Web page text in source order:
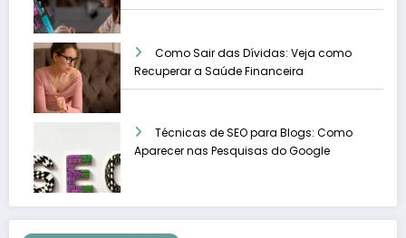
Como Sair das Dívidas: Veja como
Recuperar a Saúde Financeira
Técnicas de SEO para Blogs: Como
Aparecer nas Pesquisas do Google